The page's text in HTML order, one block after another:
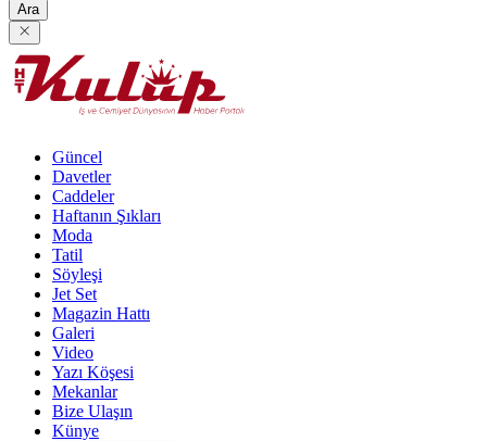
Ara
Güncel
Davetler
Caddeler
Haftanın Şıkları
Moda
Tatil
Söyleşi
Jet Set
Magazin Hattı
Galeri
Video
Yazı Köşesi
Mekanlar
Bize Ulaşın
Künye